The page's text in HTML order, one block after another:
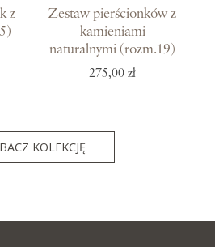
z
Zestaw pierścionków z
kamieniami
naturalnymi (rozm.19)
275,00 zł
KOLEKCJĘ